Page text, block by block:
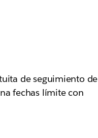
de seguimiento de
fechas límite con